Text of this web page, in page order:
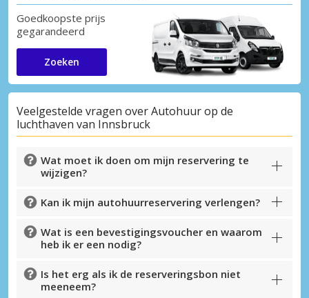
Goedkoopste prijs
gegarandeerd
Zoeken
Veelgestelde vragen over Autohuur op de
luchthaven van Innsbruck
Wat moet ik doen om mijn reservering te
wijzigen?
Kan ik mijn autohuurreservering verlengen?
Wat is een bevestigingsvoucher en waarom
heb ik er een nodig?
Is het erg als ik de reserveringsbon niet
meeneem?